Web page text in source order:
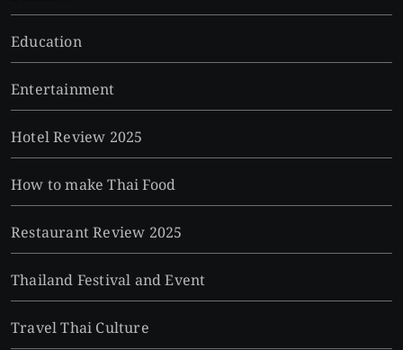
Education
Entertainment
Hotel Review 2025
How to make Thai Food
Restaurant Review 2025
Thailand Festival and Event
Travel Thai Culture